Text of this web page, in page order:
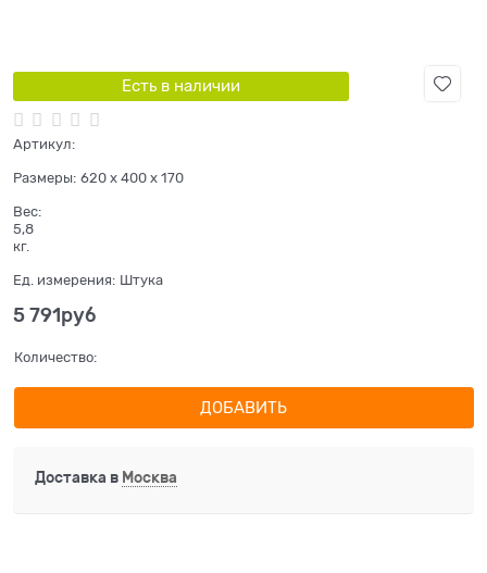
Есть в наличии
Артикул:
Размеры: 620 x 400 x 170
Вес:
5,8
кг.
Ед. измерения: Штука
5 791 руб
Количество:
ДОБАВИТЬ
Доставка в Москва